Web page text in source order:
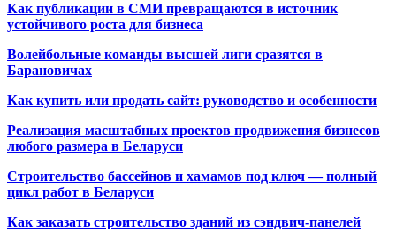
Как публикации в СМИ превращаются в источник
устойчивого роста для бизнеса
Волейбольные команды высшей лиги сразятся в
Барановичах
Как купить или продать сайт: руководство и особенности
Реализация масштабных проектов продвижения бизнесов
любого размера в Беларуси
Строительство бассейнов и хамамов под ключ — полный
цикл работ в Беларуси
Как заказать строительство зданий из сэндвич-панелей